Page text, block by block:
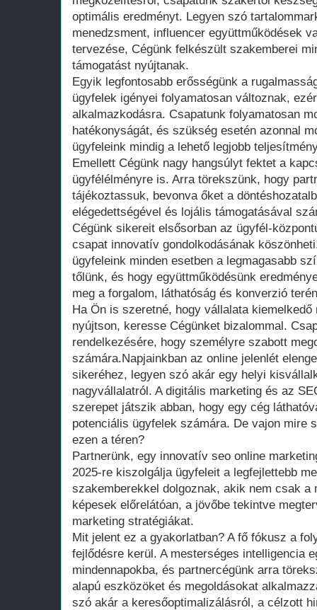
optimális eredményt. Legyen szó
menedzsment, influencer együttműködések
tervezése, Cégünk felkészült szakemberei
támogatást nyújtanak.
Egyik legfontosabb erősségünk a
ügyfelek igényei folyamatosan változnak,
alkalmazkodásra. Csapatunk folyamatosan
hatékonyságát, és szükség esetén azonnal
ügyfeleink mindig a lehető legjobb
Emellett Cégünk nagy hangsúlyt fektet a
ügyfélélményre is. Arra törekszünk, hogy
tájékoztassuk, bevonva őket a
elégedettségével és lojális támogatásával
Cégünk sikereit elsősorban az ügyfél-
csapat innovatív gondolkodásának
ügyfeleink minden esetben a legmagasabb
tőlünk, és hogy együttműködésünk
meg a forgalom, láthatóság és konverzió
Ha Ön is szeretné, hogy vállalata
nyújtson, keresse Cégünket bizalommal.
rendelkezésére, hogy személyre szabott
számára.Napjainkban az online jelenlét
sikeréhez, legyen szó akár egy helyi
nagyvállalatról. A digitális marketing és az
szerepet játszik abban, hogy egy cég
potenciális ügyfelek számára. De vajon mire
ezen a téren?
Partnerünk, egy innovatív seo online
2025-re kiszolgálja ügyfeleit a legfejlettebb
szakemberekkel dolgoznak, akik nem csak a
képesek előrelátóan, a jövőbe tekintve
marketing stratégiákat.
Mit jelent ez a gyakorlatban? A fő fókusz a
fejlődésre kerül. A mesterséges intelligencia
mindennapokba, és partnercégünk arra
alapú eszközöket és megoldásokat
szó akár a keresőoptimalizálásról, a célzott